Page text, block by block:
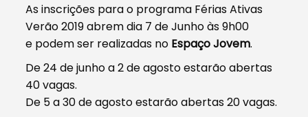
As inscrições para o programa Férias Ativas
Verão 2019 abrem dia 7 de Junho às 9h00
e podem ser realizadas no Espaço Jovem.
De 24 de junho a 2 de agosto estarão abertas
40 vagas.
De 5 a 30 de agosto estarão abertas 20 vagas.